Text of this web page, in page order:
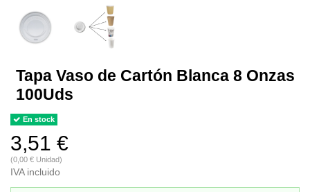
Tapa Vaso de Cartón Blanca 8 Onzas
100Uds
En stock
3,51 €
(0,00 € Unidad)
IVA incluido